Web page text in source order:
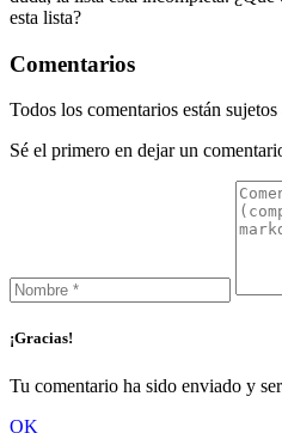
esta lista?
Comentarios
Todos los comentarios están
Sé el primero en dejar un
¡Gracias!
Tu comentario ha sido enviado y
OK